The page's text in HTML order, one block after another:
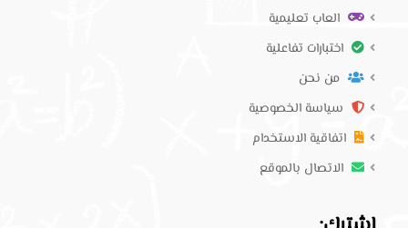
العاب تعليمية
اختبارات تفاعلية
من نحن
سياسة الخصوصية
اتفاقية الاستخدام
الاتصال بالموقع